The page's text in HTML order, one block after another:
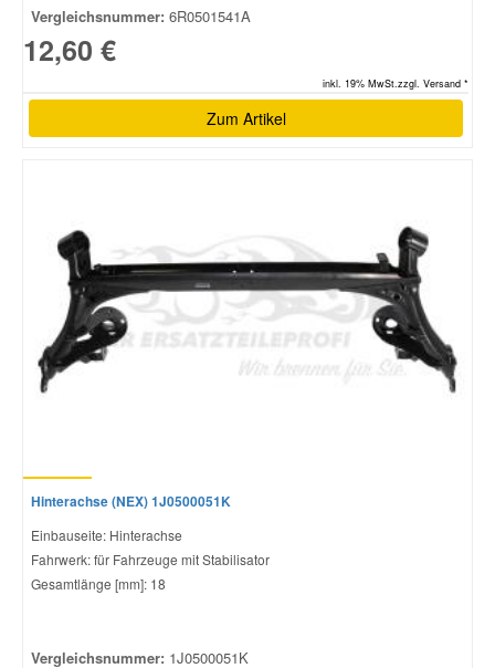
Vergleichsnummer: 6R0501541A
12,60 €
inkl. 19% MwSt.zzgl. Versand *
Zum Artikel
Hinterachse (NEX) 1J0500051K
Einbauseite: Hinterachse
Fahrwerk: für Fahrzeuge mit Stabilisator
Gesamtlänge [mm]: 18
Vergleichsnummer: 1J0500051K